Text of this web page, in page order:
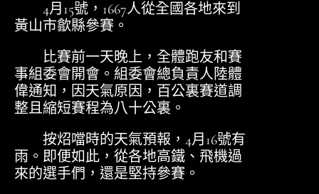
4月15號，1667人從全國各地來到
黃山市歙縣參賽。
比賽前一天晚上，全體跑友和賽
事組委會開會。組委會總負責人陸體
偉通知，因天氣原因，百公裏賽道調
整且縮短賽程為八十公裏。
按炤噹時的天氣預報，4月16號有
雨。即便如此，從各地高鐵、飛機過
來的選手們，還是堅持參賽。